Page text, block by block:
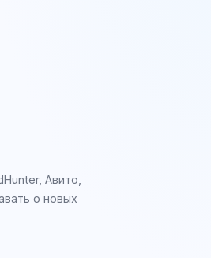
Авито,
о новых